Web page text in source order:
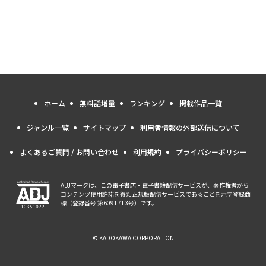
ホーム 無料話増量 ランキング 掲載作品一覧
ジャンル一覧 サイトマップ 利用者情報の外部送信について
よくあるご質問 / お問い合わせ 利用規約 プライバシーポリシー
ABJマークは、この電子書店・電子書籍配信サービスが、著作権者から
コンテンツ使用許諾を得た正規版配信サービスであることを示す登録商
標（登録番号 第6091713号）です。
© KADOKAWA CORPORATION